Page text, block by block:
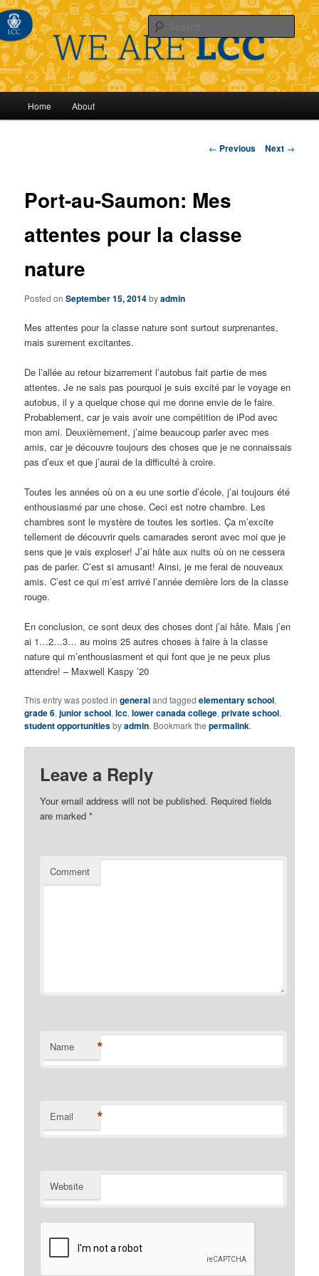
Skip
content
Home About
Post
← Previous Next →
Port-au-Saumon: Mes
attentes pour la classe
nature
Posted onSeptember 15, 2014byadmin
Mes attentes pour la classe nature sont surtout surprenantes,
mais surement excitantes.
De l’allée au retour bizarrement l’autobus fait partie de mes
attentes. Je ne sais pas pourquoi je suis excité par le voyage en
autobus, il y a quelque chose qui me donne envie de le faire.
Probablement, car je vais avoir une compétition de iPod avec
mon ami. Deuxièmement, j’aime beaucoup parler avec mes
amis, car je découvre toujours des choses que je ne connaissais
pas d’eux et que j’aurai de la difficulté à croire.
Toutes les années où on a eu une sortie d’école, j’ai toujours été
enthousiasmé par une chose. Ceci est notre chambre. Les
chambres sont le mystère de toutes les sorties. Ça m’excite
tellement de découvrir quels camarades seront avec moi que je
sens que je vais exploser! J’ai hâte aux nuits où on ne cessera
pas de parler. C’est si amusant! Ainsi, je me ferai de nouveaux
amis. C’est ce qui m’est arrivé l’année dernière lors de la classe
rouge.
En conclusion, ce sont deux des choses dont j’ai hâte. Mais j’en
ai 1…2…3… au moins 25 autres choses à faire à la classe
nature qui m’enthousiasment et qui font que je ne peux plus
attendre! – Maxwell Kaspy ’20
This entry was posted ingeneraland taggedelementary school,
grade 6,junior school,lcc,lower canada college,private school,
student opportunitiesbyadmin. Bookmark thepermalink.
Leave a Reply
Your email address will not be published. Required fields
are marked*
Comment
Name *
Email *
Website